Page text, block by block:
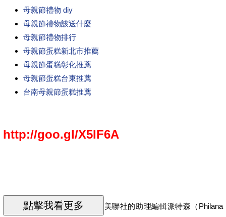
母親節禮物 diy
母親節禮物該送什麼
母親節禮物排行
母親節蛋糕新北市推薦
母親節蛋糕彰化推薦
母親節蛋糕台東推薦
台南母親節蛋糕推薦
http://goo.gl/X5IF6A
美聯社的助理編輯派特森（Philana